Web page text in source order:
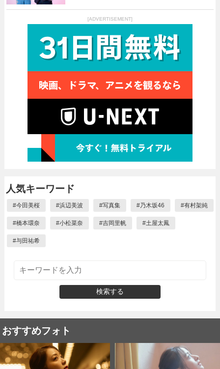
[ADVERTISEMENT]
人気キーワード
#今田美桜 #浜辺美波 #写真集 #乃木坂46 #有村架純
#橋本環奈 #小松菜奈 #吉岡里帆 #土屋太鳳
#与田祐希
検索する
おすすめフォト